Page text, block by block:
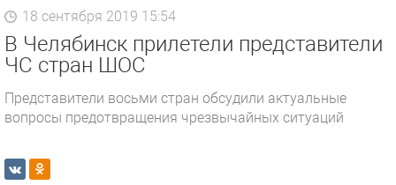
18 сентября 2019 15:54
В Челябинск прилетели представители
ЧС стран ШОС
Представители восьми стран обсудили актуальные
вопросы предотвращения чрезвычайных ситуаций